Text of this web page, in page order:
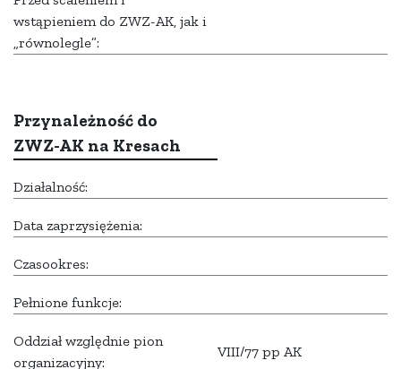
wstąpieniem do ZWZ-AK, jak i
„równolegle”:
Przynależność do
ZWZ-AK na Kresach
Działalność:
Data zaprzysiężenia:
Czasookres:
Pełnione funkcje:
Oddział względnie pion
organizacyjny:
VIII/77 pp AK